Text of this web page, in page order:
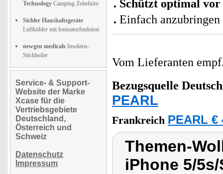
Technology Camping Zubehöre
Sichler Haushaltsgeräte
Luftkühler mit Ionisatorfunktion
newgen medicals Insekten-
Stichheiler
Service- & Support-
Website der Marke
Xcase für die
Vertriebsgebiete
Deutschland,
Österreich und
Schweiz
Datenschutz
Impressum
Schützt optimal
Einfach anzubringen
Vom Lieferanten
Bezugsquelle
PEARL
Frankreich PEARL €
Themen-
iPhone 5/5s/